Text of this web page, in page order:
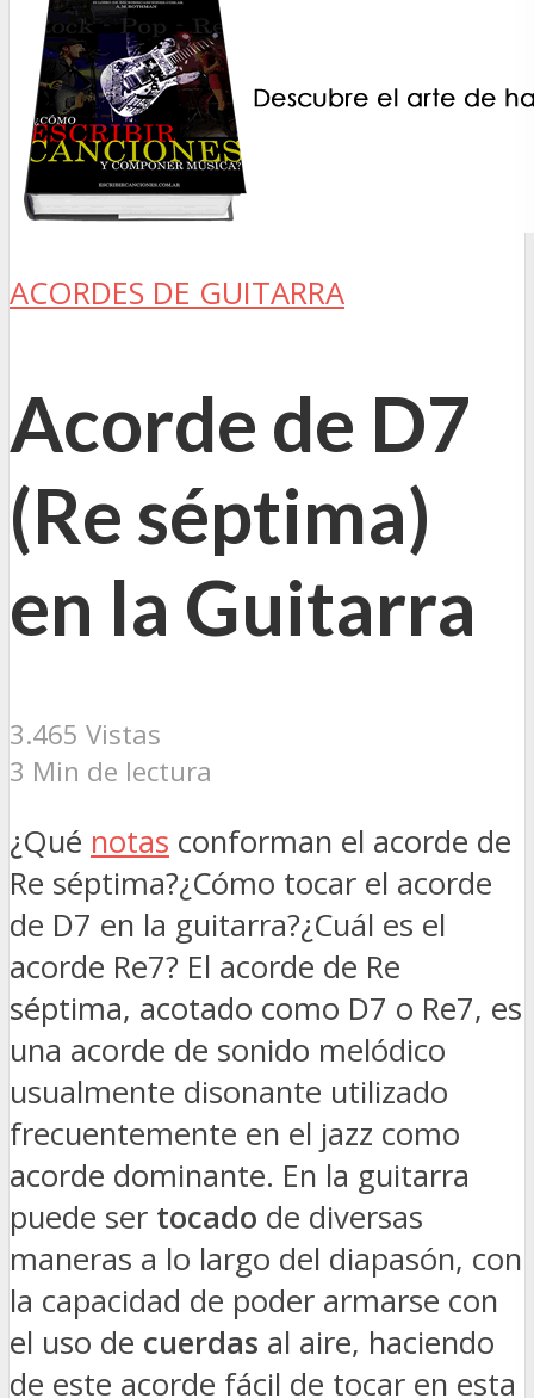
ACORDES DE GUITARRA
Acorde de D7
(Re séptima)
en la Guitarra
3.465 Vistas
3 Min de lectura
¿Qué notas conforman el acorde de
Re séptima?¿Cómo tocar el acorde
de D7 en la guitarra?¿Cuál es el
acorde Re7? El acorde de Re
séptima, acotado como D7 o Re7, es
una acorde de sonido melódico
usualmente disonante utilizado
frecuentemente en el jazz como
acorde dominante. En la guitarra
puede ser tocado de diversas
maneras a lo largo del diapasón, con
la capacidad de poder armarse con
el uso de cuerdas al aire, haciendo
de este acorde fácil de tocar en esta